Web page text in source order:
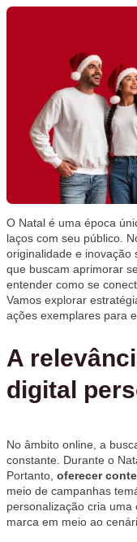
O Natal é uma época
laços com seu público.
originalidade e inovação
que buscam aprimorar
entender como se
Vamos explorar
ações exemplares para
A
digital
No âmbito online, a
constante. Durante o
Portanto, oferecer
meio de campanhas
personalização cria
marca em meio ao